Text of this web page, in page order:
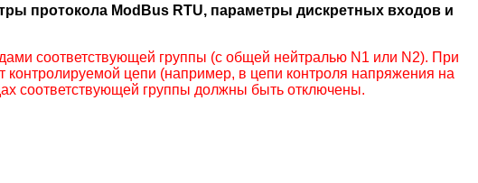
протокола ModBus RTU, параметры дискретных входов и
соответствующей группы (с общей нейтралью N1 или N2). При
цепи (например, в цепи контроля напряжения на
соответствующей группы должны быть отключены.